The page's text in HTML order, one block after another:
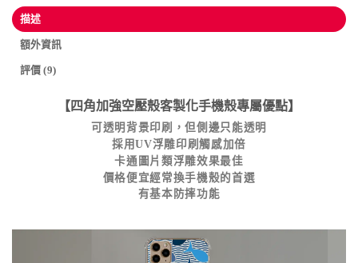
描述
額外資訊
評價 (9)
【四角加強空壓殼客製化手機殼專屬優點】
可透明背景印刷，但側邊只能透明
採用UV浮雕印刷觸感加倍
卡通圖片類浮雕效果最佳
價格便宜經常換手機殼的首選
有基本防摔功能